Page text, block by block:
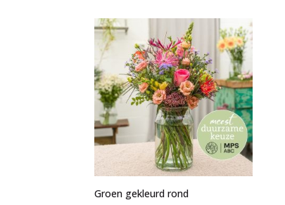
€129,99
Groen gekleurd rond